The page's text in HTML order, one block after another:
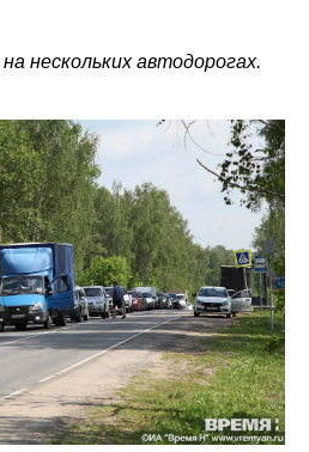
нескольких автодорогах.